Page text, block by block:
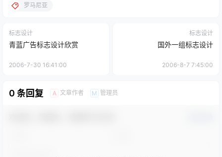
罗马尼亚
标志设计
青蓝广告标志设计欣赏
2006-7-30 16:41:00
标志设计
国外一组标志设计
2006-8-7 7:45:00
0 条回复 A 文章作者 M 管理员